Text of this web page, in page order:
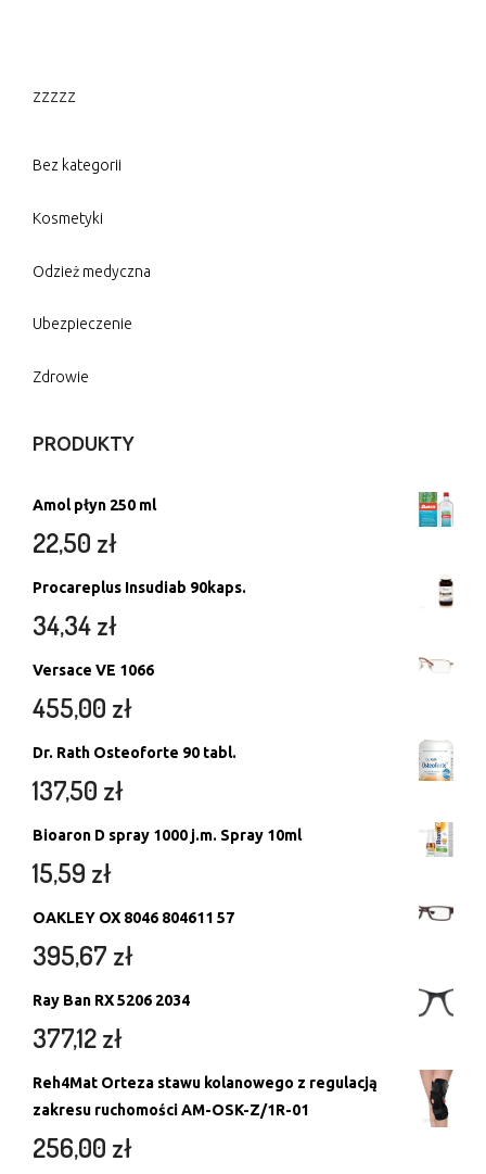
zzzzz
Bez kategorii
Kosmetyki
Odzież medyczna
Ubezpieczenie
Zdrowie
PRODUKTY
Amol płyn 250 ml
22,50 zł
Procareplus Insudiab 90kaps.
34,34zł
Versace VE 1066
455,00 zł
Dr. Rath Osteoforte 90 tabl.
137,50 zł
Bioaron D spray 1000 j.m. Spray 10ml
15,59 zł
OAKLEY OX 8046 804611 57
395,67 zł
Ray Ban RX 5206 2034
377,12zł
Reh4Mat Orteza stawu kolanowego z regulacją
zakresu ruchomości AM-OSK-Z/1R-01
256,00 zł